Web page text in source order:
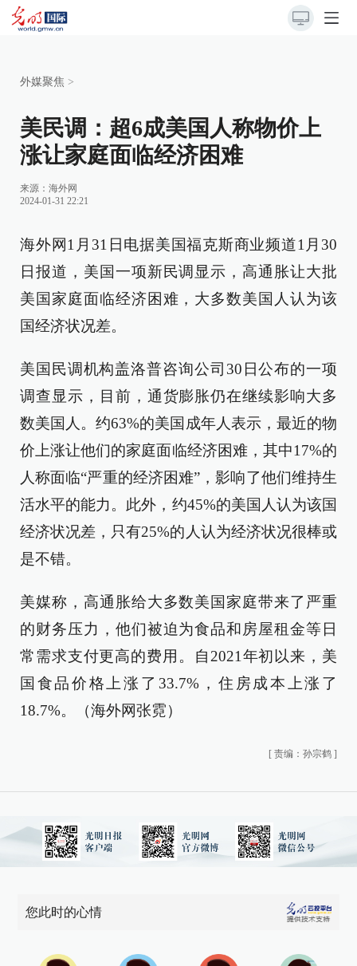
外媒聚焦 >
美民调：超6成美国人称物价上
涨让家庭面临经济困难
来源： 海外网
2024-01-31 22:21
海外网1月31日电据美国福克斯商业频道1月30
日报道，美国一项新民调显示，高通胀让大批
美国家庭面临经济困难，大多数美国人认为该
国经济状况差。
美国民调机构盖洛普咨询公司30日公布的一项
调查显示，目前，通货膨胀仍在继续影响大多
数美国人。约63%的美国成年人表示，最近的物
价上涨让他们的家庭面临经济困难，其中17%的
人称面临“严重的经济困难”，影响了他们维持生
活水平的能力。此外，约45%的美国人认为该国
经济状况差，只有25%的人认为经济状况很棒或
是不错。
美媒称，高通胀给大多数美国家庭带来了严重
的财务压力，他们被迫为食品和房屋租金等日
常需求支付更高的费用。自2021年初以来，美
国食品价格上涨了33.7%，住房成本上涨了
18.7%。（海外网张霓）
[ 责编：孙宗鹤 ]
您此时的心情